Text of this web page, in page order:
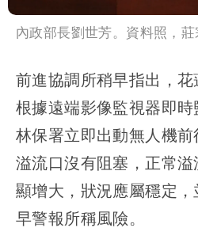
內政部長劉世芳。資料照，
前進協調所稍早指出，花
根據遠端影像監視器即
林保署立即出動無人機
溢流口沒有阻塞，正常
顯增大，狀況應屬穩定
早警報所稱風險。